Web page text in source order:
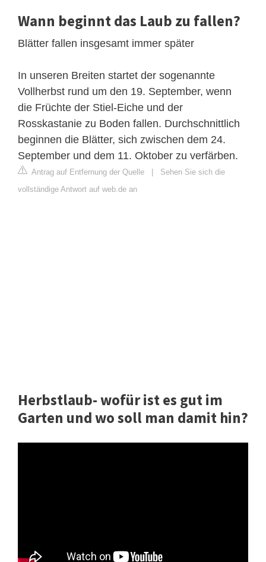
Wann beginnt das Laub zu fallen?
Blätter fallen insgesamt immer später
In unseren Breiten startet der sogenannte
Vollherbst rund um den 19. September, wenn
die Früchte der Stiel-Eiche und der
Rosskastanie zu Boden fallen. Durchschnittlich
beginnen die Blätter, sich zwischen dem 24.
September und dem 11. Oktober zu verfärben.
Antrag auf Entfernung der Quelle
Sehen Sie sich die
vollständige Antwort auf web.de an
Herbstlaub- wofür ist es gut im
Garten und wo soll man damit hin?